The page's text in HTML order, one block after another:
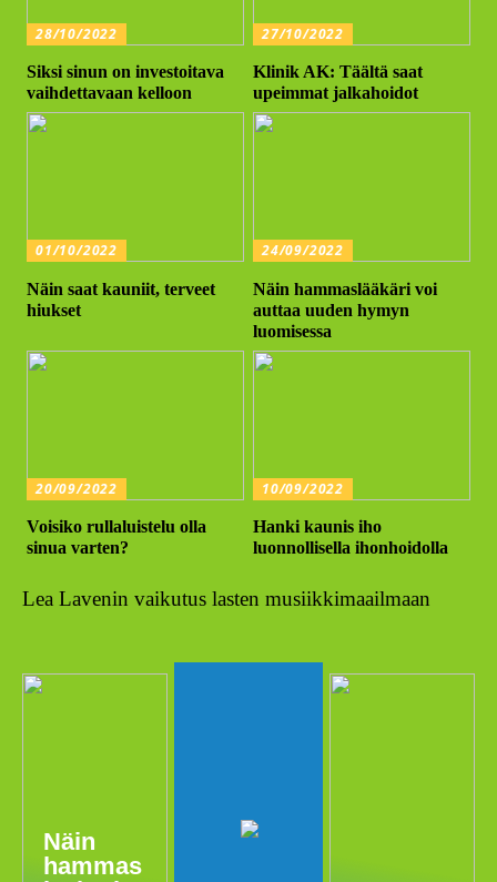
28/10/2022
Siksi sinun on investoitava
vaihdettavaan kelloon
27/10/2022
Klinik AK: Täältä saat
upeimmat jalkahoidot
01/10/2022
Näin saat kauniit, terveet
hiukset
24/09/2022
Näin hammaslääkäri voi
auttaa uuden hymyn
luomisessa
20/09/2022
Voisiko rullaluistelu olla
sinua varten?
10/09/2022
Hanki kaunis iho
luonnollisella ihonhoidolla
Lea Lavenin vaikutus lasten musiikkimaailmaan
Näin
hammas